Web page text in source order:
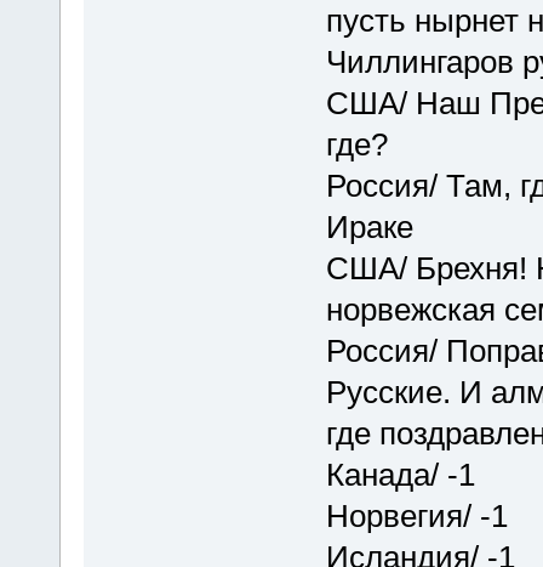
пусть нырнет
Чиллингаров
США/ Наш
где?
Россия/ Там,
Ираке
США/ Брехня!
норвежская
Россия/
Русские. И
где
Канада/ -1
Норвегия/ -1
Исландия/ -1